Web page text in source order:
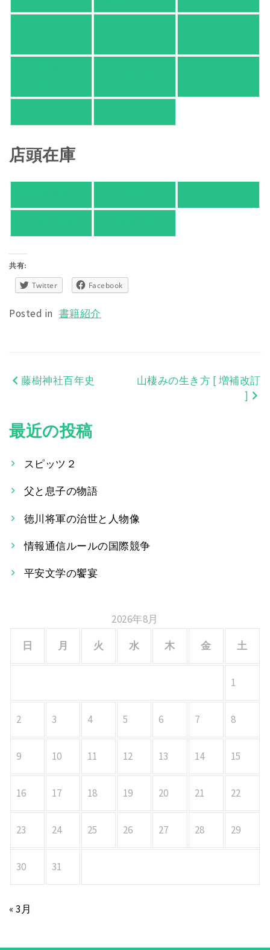
店頭在庫
共有:
Twitter Facebook
Posted in 書籍紹介
投
ナ
ビ
シ
ョ
ン
藤樹神社百年史
山棲みの生き方 [ 増補改訂
]
最近の投稿
スピッツ２
父と息子の物語
徳川将軍の治世と人物像
情報通信ルールの国際競争
平安文学の饗宴
2026年8月
日
月 火 水 木 金 土
1
2 3 4 5 6 7 8
9 10 11 12 13 14 15
16 17 18 19 20 21 22
23 24 25 26 27 28 29
30 31
« 3月